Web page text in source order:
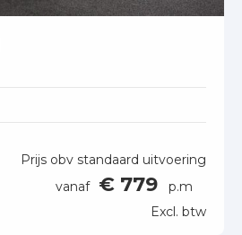
Prijs obv standaard uitvoering
vanaf € 779
p.m
Excl. btw